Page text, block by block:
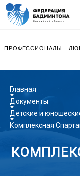
ПРОФЕССИОНАЛЫ
Главная
Документы
Детские и
Комплексная